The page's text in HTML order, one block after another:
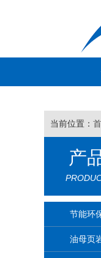
当前位置：
产
节能环
油母页